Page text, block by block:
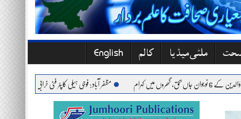
ملٹی میڈیا کالم English
کہرام مظفر آباد: فوجی ہیلی کاپٹر فنی خرابی کے باعث حادثے کا